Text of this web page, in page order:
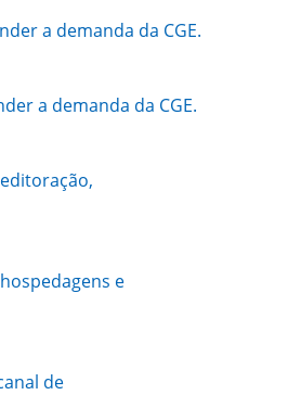
a demanda da CGE.
a demanda da CGE.
e
de